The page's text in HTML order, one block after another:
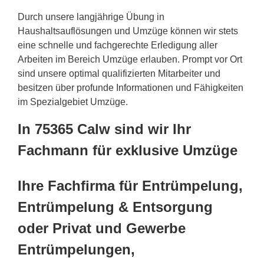
Durch unsere langjährige Übung in
Haushaltsauflösungen und Umzüge können wir stets
eine schnelle und fachgerechte Erledigung aller
Arbeiten im Bereich Umzüge erlauben. Prompt vor Ort
sind unsere optimal qualifizierten Mitarbeiter und
besitzen über profunde Informationen und Fähigkeiten
im Spezialgebiet Umzüge.
In 75365 Calw sind wir Ihr
Fachmann für exklusive Umzüge
Ihre Fachfirma für Entrümpelung,
Entrümpelung & Entsorgung
oder Privat und Gewerbe
Entrümpelungen,